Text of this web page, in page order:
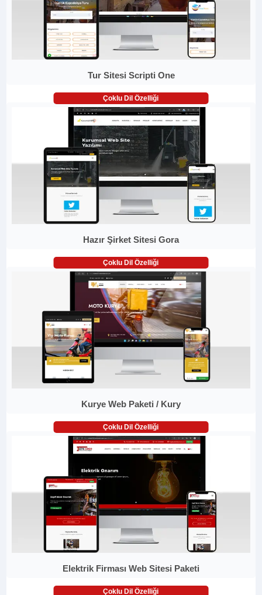
Tur Sitesi Scripti One
Çoklu Dil Özelliği
Hazır Şirket Sitesi Gora
Çoklu Dil Özelliği
Kurye Web Paketi / Kury
Çoklu Dil Özelliği
Elektrik Firması Web Sitesi Paketi
Çoklu Dil Özelliği